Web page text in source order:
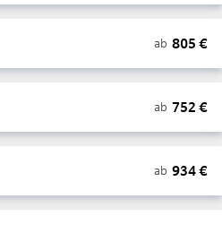
ab 805 €
ab 752 €
ab 934€